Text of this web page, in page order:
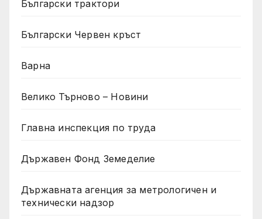
Български трактори
Български Червен кръст
Варна
Велико Търново – Новини
Главна инспекция по труда
Държавен Фонд Земеделие
Държавната агенция за метрологичен и
технически надзор